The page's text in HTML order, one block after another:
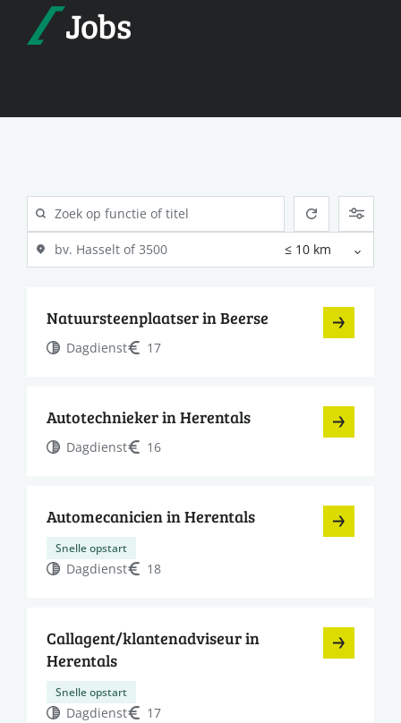
Jobs
Natuursteenplaatser in Beerse
Dagdienst 17
Autotechnieker in Herentals
Dagdienst 16
Automecanicien in Herentals
Snelle opstart
Dagdienst 18
Callagent/klantenadviseur in
Herentals
Snelle opstart
Dagdienst 17